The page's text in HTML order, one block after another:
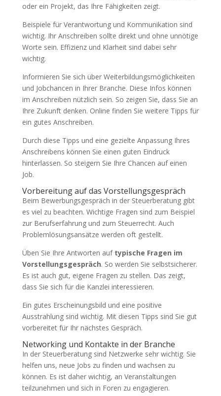
oder ein Projekt, das Ihre Fähigkeiten zeigt.
Beispiele für Verantwortung und Kommunikation sind
wichtig. Ihr Anschreiben sollte direkt und ohne unnötige
Worte sein. Effizienz und Klarheit sind dabei sehr
wichtig.
Informieren Sie sich über Weiterbildungsmöglichkeiten
und Jobchancen in Ihrer Branche. Diese Infos können
im Anschreiben nützlich sein. So zeigen Sie, dass Sie an
Ihre Zukunft denken. Online finden Sie weitere Tipps für
ein gutes Anschreiben.
Durch diese Tipps und eine gezielte Anpassung Ihres
Anschreibens können Sie einen guten Eindruck
hinterlassen. So steigern Sie Ihre Chancen auf einen
Job.
Vorbereitung auf das Vorstellungsgespräch
Beim Bewerbungsgespräch in der Steuerberatung gibt
es viel zu beachten. Wichtige Fragen sind zum Beispiel
zur Berufserfahrung und zum Steuerrecht. Auch
Problemlösungsansätze werden oft gestellt.
Üben Sie Ihre Antworten auf typische Fragen im
Vorstellungsgespräch. So werden Sie selbstsicherer.
Es ist auch gut, eigene Fragen zu stellen. Das zeigt,
dass Sie sich für die Kanzlei interessieren.
Ein gutes Erscheinungsbild und eine positive
Ausstrahlung sind wichtig. Mit diesen Tipps sind Sie gut
vorbereitet für Ihr nächstes Gespräch.
Networking und Kontakte in der Branche
In der Steuerberatung sind Netzwerke sehr wichtig. Sie
helfen uns, neue Jobs zu finden und wachsen zu
können. Es ist daher wichtig, an Veranstaltungen
teilzunehmen und sich in Foren zu engagieren.